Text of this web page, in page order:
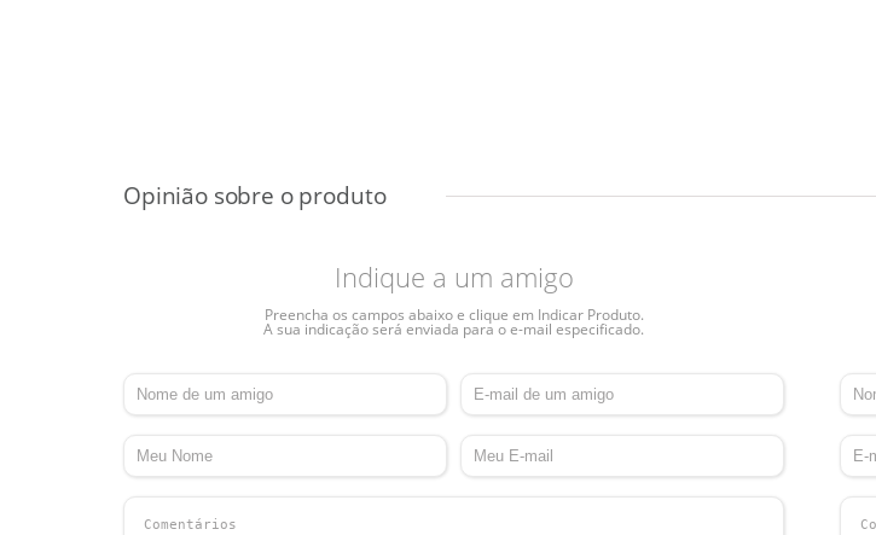
Indique a um amigo
Preencha os campos abaixo e clique em Indicar Produto.
A sua indicação será enviada para o e-mail especificado.